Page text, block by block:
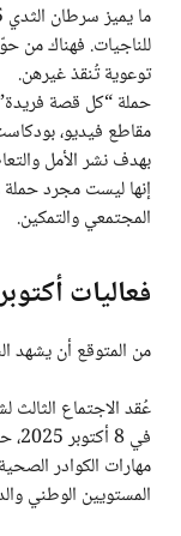
للناجيات. فهناك من
توعوية تُنقذ غيرهن.
حملة “كل قصة
مقاطع فيديو،
بهدف نشر الأمل
إنها ليست مجرد
المجتمعي والتمكين.
فعاليات أكتوبر
من المتوقع أن يشهد
في
مهارات الكوادر
المستويين الوطني